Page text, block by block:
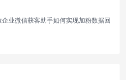
业微信获客助手如何实现加粉数据回